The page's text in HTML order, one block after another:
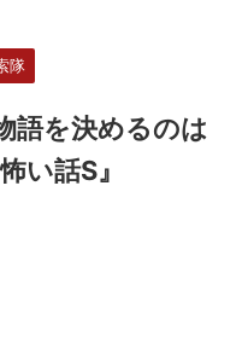
隊
語を決めるのは
い話S』